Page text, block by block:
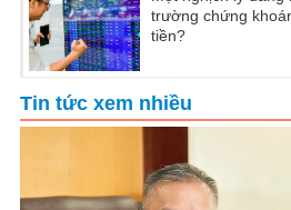
trường chứng
tiền?
Tin tức xem nhiều